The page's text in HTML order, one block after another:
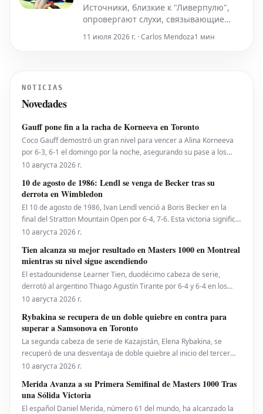
Источники, близкие к "Ливерпулю",
опровергают слухи, связывающие
Вирца с переходом в мадридский
11 июля 2026 г. · Carlos Mendoza1 мин
NOTICIAS
Novedades
Gauff pone fin a la racha de Korneeva en Toronto
Coco Gauff demostró un gran nivel para vencer a Alina Korneeva
por 6-3, 6-1 el domingo por la noche, asegurando su pase a los
cuartos de final del National Bank Open presentado por Rogers en
fondo, poniendo fin así a la notable r
10 августа 2026 г.
10 de agosto de 1986: Lendl se venga de Becker tras su
derrota en Wimbledon
El 10 de agosto de 1986, Ivan Lendl venció a Boris Becker en la
final del Stratton Mountain Open por 6-4, 7-6. Esta victoria significó
más que un simple triunfo para Lendl, ya que supuso la revancha
de Wimbledon en se
10 августа 2026 г.
Tien alcanza su mejor resultado en Masters 1000 en Montreal
mientras su nivel sigue ascendiendo
El estadounidense Learner Tien, duodécimo cabeza de serie,
derrotó al argentino Thiago Agustín Tirante por 6-4 y 6-4 en los
octavos de final del National Bank Open el domingo, para acceder
la puntuación no refleja
10 августа 2026 г.
Rybakina se recupera de un doble quiebre en contra para
superar a Samsonova en Toronto
La segunda cabeza de serie de Kazajistán, Elena Rybakina, se
recuperó de una desventaja de doble quiebre al inicio del tercer
set (0-3) para vencer a la rusa Liudmila Samsonova por 6-4, 4-6, 6-
Rybakina alcanzó sus quintos cuar
10 августа 2026 г.
Merida Avanza a su Primera Semifinal de Masters 1000 Tras
una Sólida Victoria
El español Daniel Merida, número 61 del mundo, ha alcanzado la